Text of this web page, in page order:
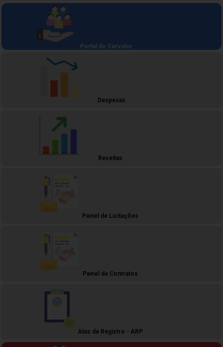
Portal do Servidor
Despesas
Receitas
Painel de Licitações
Painel de Contratos
Atas de Registro - ARP